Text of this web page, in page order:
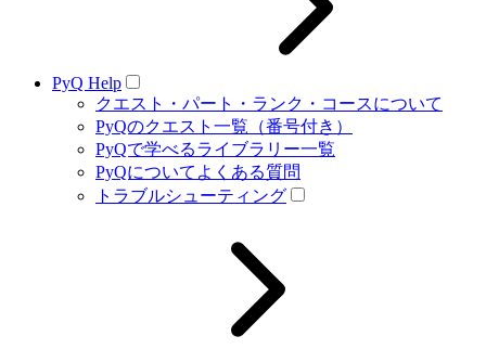
PyQ Help
クエスト・パート・ランク・コースについて
PyQのクエスト一覧（番号付き）
PyQで学べるライブラリー一覧
PyQについてよくある質問
トラブルシューティング